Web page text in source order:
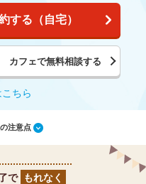
する（自宅）
カフェで無料相談する
ちら
注意点
で もれなく